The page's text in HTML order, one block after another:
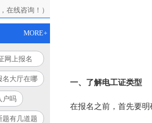
在线咨询！）
MORE+
网上报名
名大厅在哪
户吗
题有几道题
一、了解电工证类型
在报名之前，首先要